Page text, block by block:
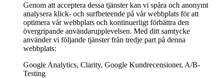
Genom att acceptera dessa tjänster kan vi spåra och anonymt
analysera klick- och surfbeteende på vår webbplats för att
optimera vår webbplats och kontinuerligt förbättra den
övergripande användarupplevelsen. Med ditt samtycke
använder vi följande tjänster från tredje part på denna
webbplats:
Google Analytics, Clarity, Google Kundrecensioner, A/B-
Testing